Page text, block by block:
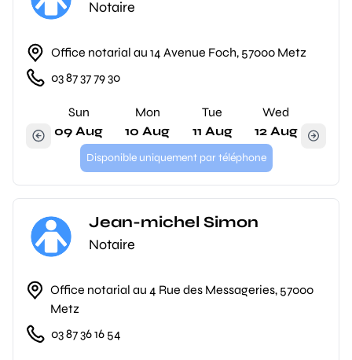
Notaire
Office notarial au 14 Avenue Foch, 57000 Metz
03 87 37 79 30
Sun
09 Aug
Mon
10 Aug
Tue
11 Aug
Wed
12 Aug
Disponible uniquement par téléphone
Jean-michel Simon
Notaire
Office notarial au 4 Rue des Messageries, 57000
Metz
03 87 36 16 54